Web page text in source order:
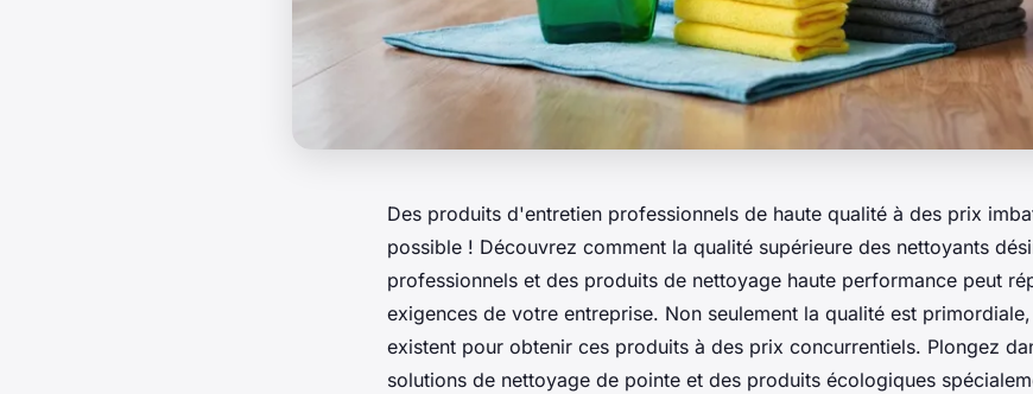
Des produits d'entretien professionnels de haute qualité à des prix
possible ! Découvrez comment la qualité supérieure des nettoyants
professionnels et des produits de nettoyage haute performance peut
exigences de votre entreprise. Non seulement la qualité est
existent pour obtenir ces produits à des prix concurrentiels. Plongez
solutions de nettoyage de pointe et des produits écologiques